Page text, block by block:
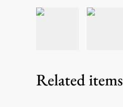
Related items